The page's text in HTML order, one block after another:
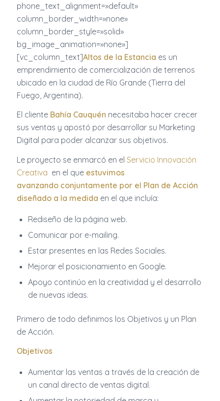
phone_text_alignment=»default»
column_border_width=»none»
column_border_style=»solid»
bg_image_animation=»none»]
[vc_column_text]Altos de la Estancia es un
emprendimiento de comercialización de terrenos
ubicado en la ciudad de Río Grande (Tierra del
Fuego, Argentina).
El cliente Bahía Cauquén necesitaba hacer crecer
sus ventas y apostó por desarrollar su Marketing
Digital para poder alcanzar sus objetivos.
Le proyecto se enmarcó en el Servicio Innovación
Creativa en el que estuvimos
avanzando conjuntamente por el Plan de Acción
diseñado a la medida en el que incluía:
Rediseño de la página web.
Comunicar por e-mailing.
Estar presentes en las Redes Sociales.
Mejorar el posicionamiento en Google.
Apoyo continúo en la creatividad y el desarrollo
de nuevas ideas.
Primero de todo definimos los Objetivos y un Plan
de Acción.
Objetivos
Aumentar las ventas a través de la creación de
un canal directo de ventas digital.